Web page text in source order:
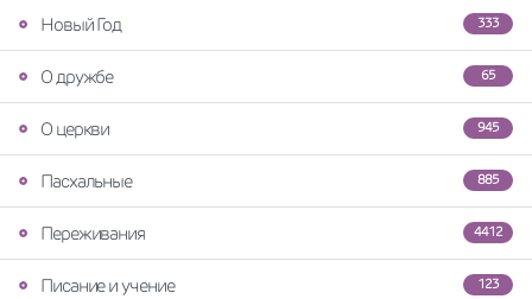
333
Новый Год
65
О дружбе
945
О церкви
885
Пасхальные
4412
Переживания
123
Писание и учение